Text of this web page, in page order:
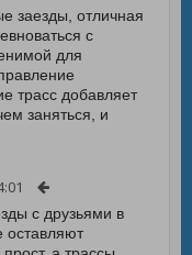
заезды, отличная
с
для
трасс добавляет
заняться, и
с друзьями в
оставляют